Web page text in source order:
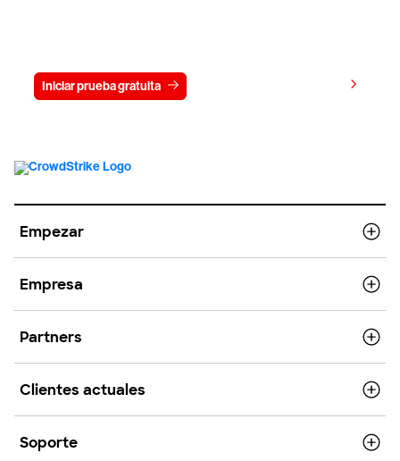
Iniciar prueba gratuita
Empezar
Empresa
Partners
Clientes actuales
Soporte